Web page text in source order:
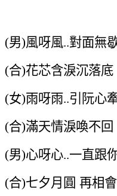
(男)風呀風..對面無
(合)花芯含淚沉落底
(女)雨呀雨..引阮心
(合)滿天情淚喚不回
(男)心呀心..一直跟
(合)七夕月圓 再相會